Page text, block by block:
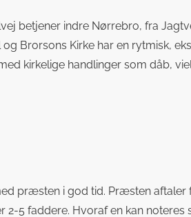
betjener indre Nørrebro, fra
Brorsons Kirke har en rytmisk,
kirkelige handlinger som dåb,
præsten i god tid. Præsten
2-5 faddere. Hvoraf en kan noteres